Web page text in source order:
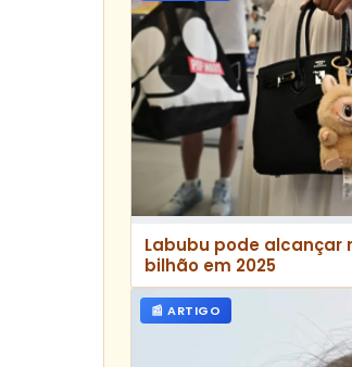
Labubu pode alcançar
bilhão em 2025
📰 ARTIGO